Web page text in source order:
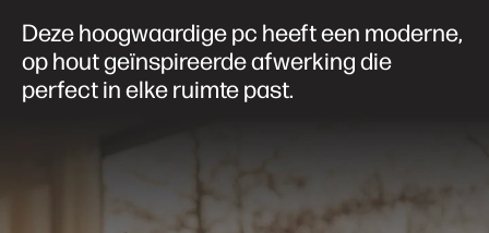
Deze hoogwaardige pc heeft een moderne,
op hout geïnspireerde afwerking die
perfect in elke ruimte past.